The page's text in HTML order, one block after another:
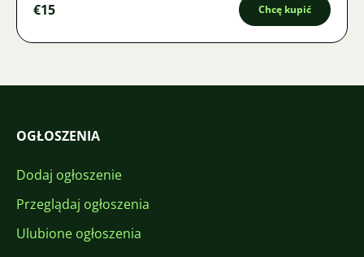
€15 Chcę kupić
OGŁOSZENIA
Dodaj ogłoszenie
Przeglądaj ogłoszenia
Ulubione ogłoszenia